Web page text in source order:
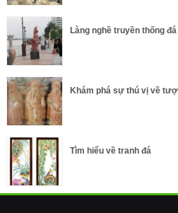
Làng nghề truyền thống
Khám phá sự thú vị về
Tìm hiểu về tranh đá